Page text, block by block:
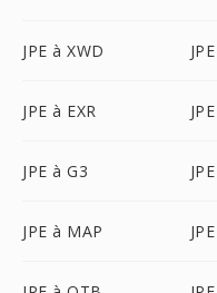
JPE à XWD
JPE à EXR
JPE à G3
JPE à MAP